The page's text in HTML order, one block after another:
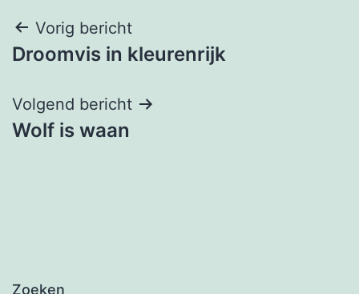
Berichtnavigatie
Vorig bericht
Droomvis in kleurenrijk
Volgend bericht
Wolf is waan
Zoeken